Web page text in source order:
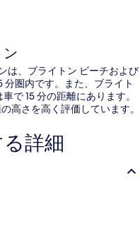
は、ブライトン ビーチおよび
分圏内です。また、ブライト
で 15 分の距離にあります。
高さを高く評価しています。
詳細